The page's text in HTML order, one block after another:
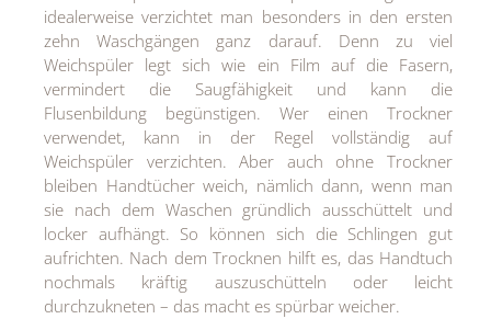
idealerweise verzichtet man besonders in den ersten
zehn Waschgängen ganz darauf. Denn zu viel
Weichspüler legt sich wie ein Film auf die Fasern,
vermindert die Saugfähigkeit und kann die
Flusenbildung begünstigen. Wer einen Trockner
verwendet, kann in der Regel vollständig auf
Weichspüler verzichten. Aber auch ohne Trockner
bleiben Handtücher weich, nämlich dann, wenn man
sie nach dem Waschen gründlich ausschüttelt und
locker aufhängt. So können sich die Schlingen gut
aufrichten. Nach dem Trocknen hilft es, das Handtuch
nochmals kräftig auszuschütteln oder leicht
durchzukneten – das macht es spürbar weicher.